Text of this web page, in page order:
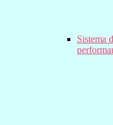
Sistema